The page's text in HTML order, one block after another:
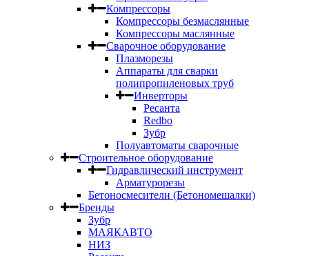
Компрессоры
Компрессоры безмаслянные
Компрессоры маслянные
Сварочное оборудование
Плазморезы
Аппараты для сварки
полипропиленовых труб
Инверторы
Ресанта
Redbo
Зубр
Полуавтоматы сварочные
Строительное оборудование
Гидравлический инструмент
Арматурорезы
Бетоносмесители (Бетономешалки)
Бренды
Зубр
МАЯКАВТО
НИЗ